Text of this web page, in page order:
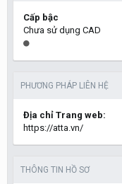
Cấp bậc
Chưa sử dụng CAD
PHƯƠNG PHÁP LIÊN HỆ
Địa chỉ Trang web:
https://atta.vn/
THÔNG TIN HỒ SƠ